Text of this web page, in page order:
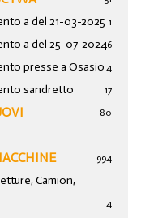
a del 21-03-2025 1
a del 25-07-20246
presse a Osasio 4
sandretto 17
80
994
Camion,
4